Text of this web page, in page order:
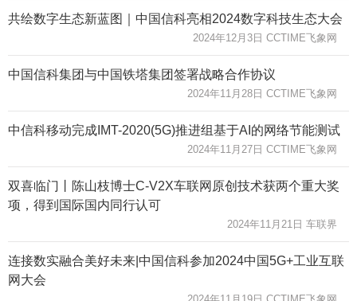
共绘数字生态新蓝图｜中国信科亮相2024数字科技生态大会
2024年12月3日 CCTIME飞象网
中国信科集团与中国铁塔集团签署战略合作协议
2024年11月28日 CCTIME飞象网
中信科移动完成IMT-2020(5G)推进组基于AI的网络节能测试
2024年11月27日 CCTIME飞象网
双喜临门丨陈山枝博士C-V2X车联网原创技术获两个重大奖
项，得到国际国内同行认可
2024年11月21日 车联界
连接数实融合美好未来|中国信科参加2024中国5G+工业互联
网大会